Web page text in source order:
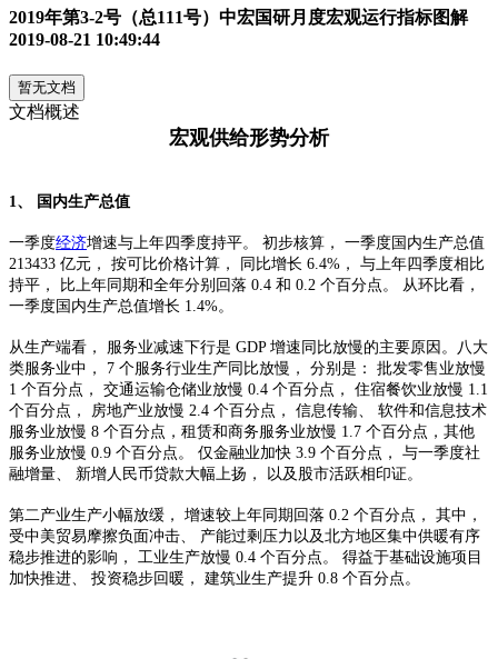
2019年第3-2号（总111号）中宏国研月度宏观运行指标图解
2019-08-21 10:49:44
暂无文档
文档概述
宏观供给形势分析
1 、 国内生产总值
一季度经济增速与上年四季度持平。 初步核算， 一季度国内生产总值
213433 亿元， 按可比价格计算， 同比增长 6.4% ， 与上年四季度相比
持平， 比上年同期和全年分别回落 0.4 和 0.2 个百分点。 从环比看，
一季度国内生产总值增长 1.4%。
从生产端看， 服务业减速下行是 GDP 增速同比放慢的主要原因。八大
类服务业中， 7 个服务行业生产同比放慢， 分别是： 批发零售业放慢
1 个百分点， 交通运输仓储业放慢 0.4 个百分点， 住宿餐饮业放慢 1.1
个百分点， 房地产业放慢 2.4 个百分点， 信息传输、 软件和信息技术
服务业放慢 8 个百分点，租赁和商务服务业放慢 1.7 个百分点，其他
服务业放慢 0.9 个百分点。 仅金融业加快 3.9 个百分点， 与一季度社
融增量、 新增人民币贷款大幅上扬， 以及股市活跃相印证。
第二产业生产小幅放缓， 增速较上年同期回落 0.2 个百分点， 其中，
受中美贸易摩擦负面冲击、 产能过剩压力以及北方地区集中供暖有序
稳步推进的影响， 工业生产放慢 0.4 个百分点。 得益于基础设施项目
加快推进、 投资稳步回暖， 建筑业生产提升 0.8 个百分点。